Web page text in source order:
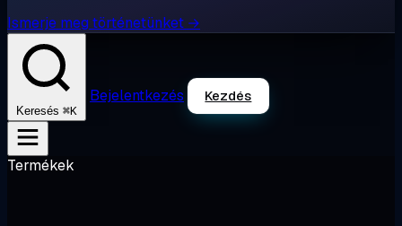
Ismerje meg történetünket →
Keresés ⌘K
Bejelentkezés Kezdés
Termékek